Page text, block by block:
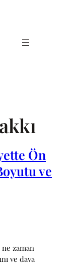
Ön
ve
zaman
ve dava